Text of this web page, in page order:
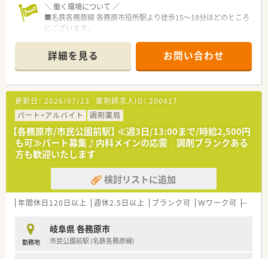
つねに薬剤師さんのために働きやすい労働環境を考えている
とても社員想いの方です。
■社員の声に耳を傾けてくださるので、
ご家庭の事情などへの配慮や、
シフトほか働き方についての相談もしやすい環境！
＼ これから目指す姿 ／
■超高齢化社会に対応すべく、積極的に在宅医療に取り組んでい
ます。
近隣店舗同士で協力しながら対応を進めていますので、
誰か一人だけが大変…という環境ではありません！
■自主性と組織の一体化を目指しています！
・・＊ こんな方にオススメ ＊・・
★一緒に”これから”の薬局をつくって行きたい方
★意欲やチャレンジ精神旺盛な方
経験が浅くても問題ございません！
＼ 働く環境について ／
■名鉄各務原線 各務原市役所駅より徒歩15～18分ほどのところ
にございます。
にも便利な立地です。
■1年を通じて慌しくなく、じっくり業務に取り組める環境で
す。
落ち着いてお仕事されたい方におすすめです！
＼ 長く活躍している方が多い企業です ／
■幅広い年代の方が活躍中！
長く勤務できるよう、シフトや働き方にも配慮していただけま
す。
家庭の事情など、何かあった場合には相談OK！
■地域や会社のためにチャレンジしてみたいことは
積極的に応援してもらえます！
■今後の超高齢化社会に対応すべく、積極的に在宅医療に取り組
んでいます。
近隣店舗同士で協力しながら対応を進めていますので、
■自主性・組織性どちらもバランスよく、誰かひとりに負担がか
かることや
現場が孤立するようなことがありませんので、安心して勤務で
詳細を見る お問い合わせ
更新日： 2026/07/23 薬剤師求人ID： 200417
パート・アルバイト
調剤薬局
【各務原市/市民公園前駅】 ≪週3日/13:00まで/時給2,500円
も可≫パート募集♪内科メインの応需 調剤ブランクある
方も歓迎いたします
検討リストに追加
年間休日120日以上 週休2.5日以上 ブランク可 Ｗワーク可 残業
勤務地
岐阜県 各務原市
市民公園前駅 (名鉄各務原線)